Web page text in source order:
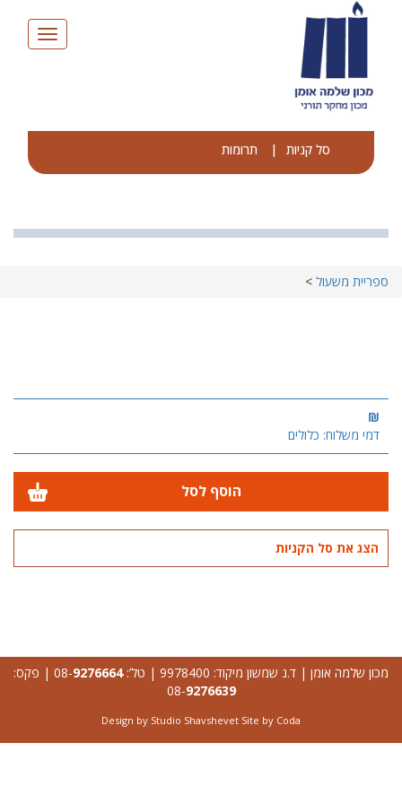
Toggle
סל קניות | תרומות
ספריית משעול >
₪
דמי משלוח: כלולים
הוסף לסל
הצג את סל הקניות
מכון שלמה אומן | ד.נ שמשון מיקוד: 9978400 | טל’: 08- 9276664
| פקס:
08-9276639
Design by Studio Shavshevet Site by Coda